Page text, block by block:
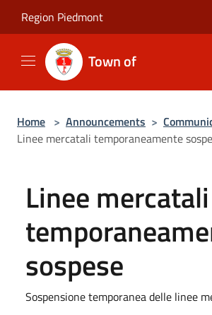
Region Piedmont
Town of
Home > Announcements >
Linee mercatali temporaneamente
Linee mercatali
sospese
Sospensione temporanea delle linee